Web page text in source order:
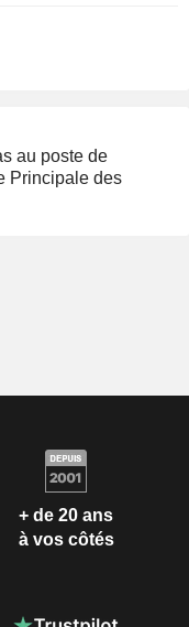
au poste de
Principale des
+ de 20 ans
à vos côtés